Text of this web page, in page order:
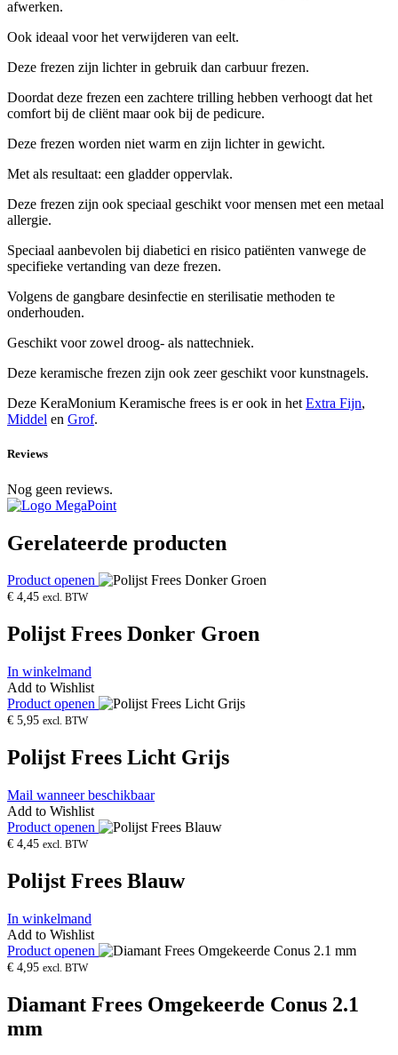
afwerken.
Ook ideaal voor het verwijderen van eelt.
Deze frezen zijn lichter in gebruik dan carbuur frezen.
Doordat deze frezen een zachtere trilling hebben verhoogt dat het
comfort bij de cliënt maar ook bij de pedicure.
Deze frezen worden niet warm en zijn lichter in gewicht.
Met als resultaat: een gladder oppervlak.
Deze frezen zijn ook speciaal geschikt voor mensen met een metaal
allergie.
Speciaal aanbevolen bij diabetici en risico patiënten vanwege de
specifieke vertanding van deze frezen.
Volgens de gangbare desinfectie en sterilisatie methoden te
onderhouden.
Geschikt voor zowel droog- als nattechniek.
Deze keramische frezen zijn ook zeer geschikt voor kunstnagels.
Deze KeraMonium Keramische frees is er ook in het Extra Fijn,
Middel en Grof.
Reviews
Nog geen reviews.
Gerelateerde producten
Product openen
€ 4,45 excl. BTW
Polijst Frees Donker Groen
In winkelmand
Add to Wishlist
Product openen
€ 5,95 excl. BTW
Polijst Frees Licht Grijs
Mail wanneer beschikbaar
Add to Wishlist
Product openen
€ 4,45 excl. BTW
Polijst Frees Blauw
In winkelmand
Add to Wishlist
Product openen
€ 4,95 excl. BTW
Diamant Frees Omgekeerde Conus 2.1
mm